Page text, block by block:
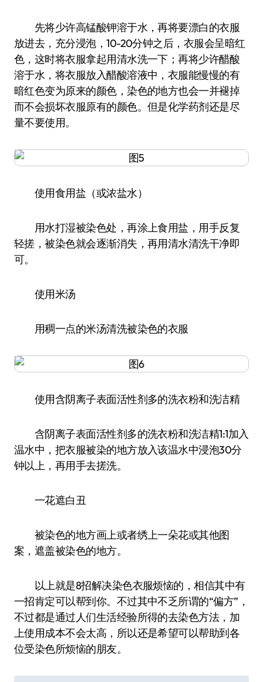
先将少许高锰酸钾溶于水，再将要漂白的衣服
放进去，充分浸泡，10-20分钟之后，衣服会呈暗红
色，这时将衣服拿起用清水洗一下；再将少许醋酸
溶于水，将衣服放入醋酸溶液中，衣服能慢慢的有
暗红色变为原来的颜色，染色的地方也会一并褪掉
而不会损坏衣服原有的颜色。但是化学药剂还是尽
量不要使用。
使用食用盐（或浓盐水）
用水打湿被染色处，再涂上食用盐，用手反复
轻搓，被染色就会逐渐消失，再用清水清洗干净即
可。
使用米汤
用稠一点的米汤清洗被染色的衣服
使用含阴离子表面活性剂多的洗衣粉和洗洁精
含阴离子表面活性剂多的洗衣粉和洗洁精1:1加入
温水中，把衣服被染的地方放入该温水中浸泡30分
钟以上，再用手去搓洗。
一花遮白丑
被染色的地方画上或者绣上一朵花或其他图
案，遮盖被染色的地方。
以上就是8招解决染色衣服烦恼的，相信其中有
一招肯定可以帮到你。不过其中不乏所谓的“偏方”，
不过都是通过人们生活经验所得的去染色方法，加
上使用成本不会太高，所以还是希望可以帮助到各
位受染色所烦恼的朋友。